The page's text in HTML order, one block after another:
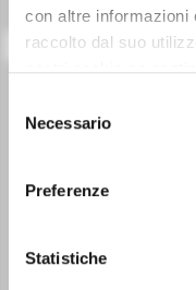
con altre informazioni
raccolto dal suo
delNecessario
Preferenze
Statistiche